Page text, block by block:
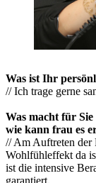
Was ist Ihr
// Ich trage gerne
Was macht für Sie
wie kann frau es
// Am Auftreten der
Wohlfühleffekt da
ist die intensive